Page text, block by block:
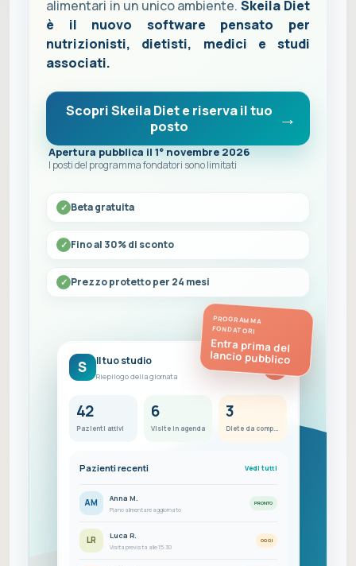
alimentari in un unico ambiente.Skeila Diet
è il nuovo software pensato per
nutrizionisti, dietisti, medici e studi
associati.
Scopri Skeila Diet e riserva il tuo
posto
Apertura pubblica il 1° novembre 2026
I posti del programma fondatori sono limitati
Beta gratuita
Fino al 30% di sconto
Prezzo protetto per 24 mesi
PROGRAMMA
FONDATORI
Entra prima del
lancio pubblico
S Il tuo studio
Riepilogo della giornata
FC
42
Pazienti attivi
6
Visite in agenda
3
Pazienti recenti Vedi tutti
AM Anna M.
Piano alimentare aggiornato
PRONTO
LR Luca R.
Visita prevista alle 15:30
OGGI